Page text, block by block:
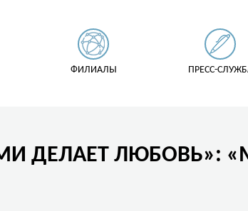
ФИЛИАЛЫ ПРЕСС-
ДЕЛАЕТ ЛЮБОВЬ»: